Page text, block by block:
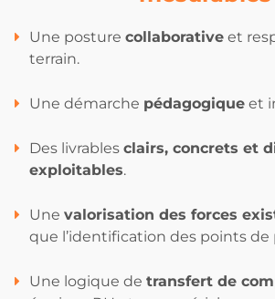
Une posture collaborative et
terrain.
Une démarche pédagogique et
Des livrables clairs, concrets et
exploitables.
Une valorisation des forces
que l’identification des points de
Une logique de transfert de